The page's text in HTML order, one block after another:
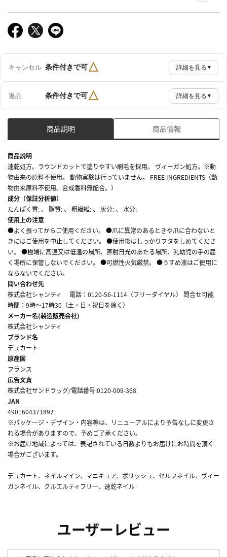
キャンセル 条件付きで可△ 詳細を見る ▼
返品 条件付きで可△ 詳細を見る ▼
商品説明 商品情報
商品説明
速乾処方。ラウンドカットで塗りやすい刷毛を採用。 ヴィーガン処方。※動
物由来の原料不使用。 動物実験は行っていません。 FREE INGREDIENTS（動
物由来原料不使用。合成香料無配合。）
成分（保証分析値）
たんぱく質: 、 脂質: 、 粗繊維: 、 灰分: 、 水分:
使用上の注意
●よく振ってからご使用ください。 ●爪に異常のあるときや爪に合わないと
きにはご使用を中止してください。 ●使用後はしっかりフタをしめてくださ
い。 ●極端に高温又は低温の場所、直射日光のあたる場所、乳幼児の手の届
く場所に保管しないでください。 ●可燃性火気厳禁。 ●うすめ液はご使用に
ならないでください。
問い合わせ先
株式会社シャンティ 電話：0120-56-1114（フリーダイヤル） 問合せ可能
時間：9時～17時30（土・日・祝日を除く）
メーカー名(製造販売会社)
株式会社シャンティ
ブランド名
デュカート
原産国
フランス
広告文責
株式会社サンドラッグ/電話番号:0120-009-368
JAN
4901604371892
※パッケージ・デザイン・内容等は、リニューアルにより予告なしに変更さ
れる場合がありますので、予めご了承ください。
※お届け地域によっては、表記されている日数よりもお届けにお時間を頂く
場合がございます。
デュカート、ネイルマイン、マニキュア、ポリッシュ、セルフネイル、ヴィー
ガンネイル、クルエルティフリー、速乾ネイル
ユーザーレビュー